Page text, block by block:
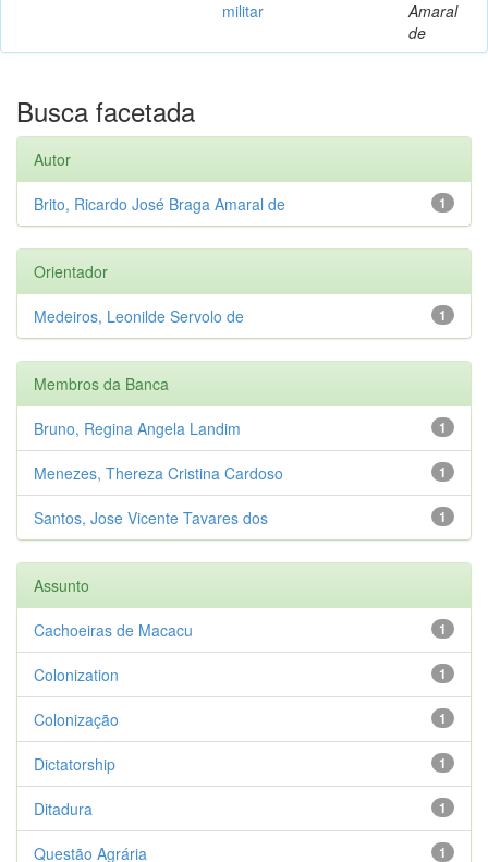
militar
Amaral
de
Busca facetada
Autor
1
Brito, Ricardo José Braga Amaral de
Orientador
1
Medeiros, Leonilde Servolo de
Membros da Banca
1
Bruno, Regina Angela Landim
1
Menezes, Thereza Cristina Cardoso
1
Santos, Jose Vicente Tavares dos
Assunto
1
Cachoeiras de Macacu
1
Colonization
1
Colonização
1
Dictatorship
1
Ditadura
1
Questão Agrária